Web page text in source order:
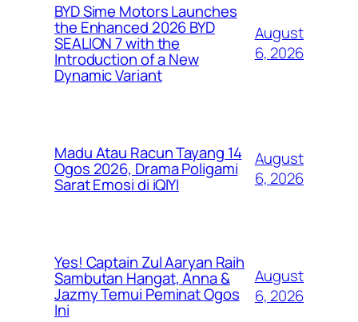
BYD Sime Motors Launches
the Enhanced 2026 BYD
SEALION 7 with the
Introduction of a New
Dynamic Variant
August
6, 2026
Madu Atau Racun Tayang 14
Ogos 2026, Drama Poligami
Sarat Emosi di iQIYI
August
6, 2026
Yes! Captain Zul Aaryan Raih
Sambutan Hangat, Anna &
Jazmy Temui Peminat Ogos
Ini
August
6, 2026